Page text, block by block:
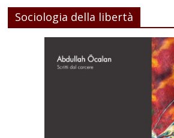
Sociologia della libertà